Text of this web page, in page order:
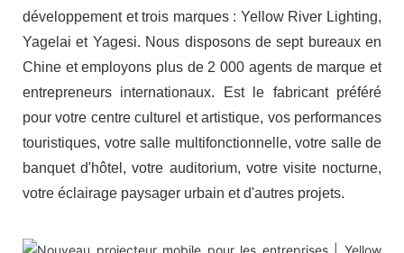
développement et trois marques : Yellow River Lighting,
Yagelai et Yagesi. Nous disposons de sept bureaux en
Chine et employons plus de 2 000 agents de marque et
entrepreneurs internationaux. Est le fabricant préféré
pour votre centre culturel et artistique, vos performances
touristiques, votre salle multifonctionnelle, votre salle de
banquet d'hôtel, votre auditorium, votre visite nocturne,
votre éclairage paysager urbain et d'autres projets.